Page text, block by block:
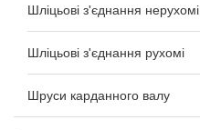
Шліцьові з'єднання нерухомі
Шліцьові з'єднання рухомі
Шруси карданного валу